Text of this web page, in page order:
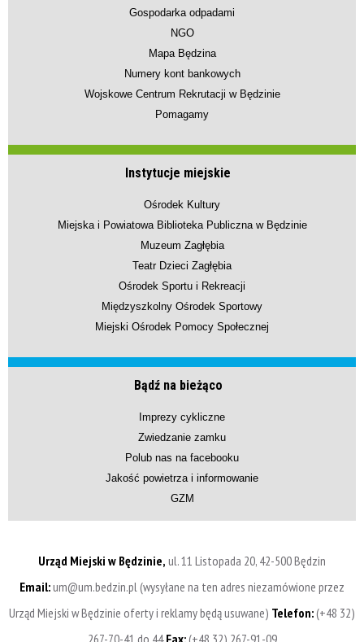
Gospodarka odpadami
NGO
Mapa Będzina
Numery kont bankowych
Wojskowe Centrum Rekrutacji w Będzinie
Pomagamy
Instytucje miejskie
Ośrodek Kultury
Miejska i Powiatowa Biblioteka Publiczna w Będzinie
Muzeum Zagłębia
Teatr Dzieci Zagłębia
Ośrodek Sportu i Rekreacji
Międzyszkolny Ośrodek Sportowy
Miejski Ośrodek Pomocy Społecznej
Bądź na bieżąco
Imprezy cykliczne
Zwiedzanie zamku
Polub nas na facebooku
Jakość powietrza i informowanie
GZM
Urząd Miejski w Będzinie, ul. 11 Listopada 20, 42-500 Będzin
Email:um@um.bedzin.pl (wysyłane na ten adres niezamówione przez
Urząd Miejski w Będzinie oferty i reklamy będą usuwane) Telefon:(+48 32)